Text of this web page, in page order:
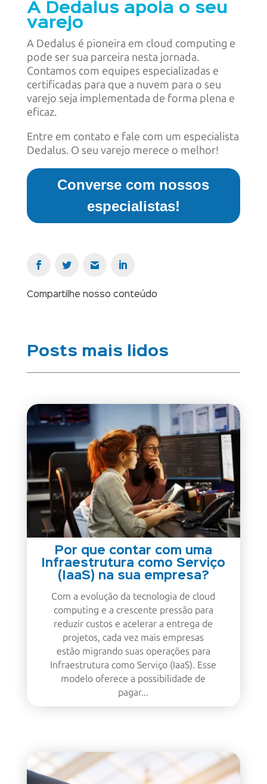
A Dedalus apoia o seu
varejo
A Dedalus é pioneira em cloud computing e
pode ser sua parceira nesta jornada.
Contamos com equipes especializadas e
certificadas para que a nuvem para o seu
varejo seja implementada de forma plena e
eficaz.
Entre em contato e fale com um especialista
Dedalus. O seu varejo merece o melhor!
Converse com nossos
especialistas!
Compartilhe nosso conteúdo
Posts mais lidos
Por que contar com uma
Infraestrutura como Serviço
(IaaS) na sua empresa?
Com a evolução da tecnologia de cloud
computing e a crescente pressão para
reduzir custos e acelerar a entrega de
projetos, cada vez mais empresas
estão migrando suas operações para
Infraestrutura como Serviço (IaaS). Esse
modelo oferece a possibilidade de
pagar...